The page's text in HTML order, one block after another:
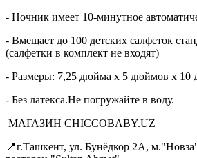
- Ночник имеет 10-минутное
- Вмещает до 100 детских салфеток
(салфетки в комплект не входят)
- Размеры: 7,25 дюйма x 5 дюймов x 10
- Без латекса.Не погружайте в воду.
МАГАЗИН CHICCOBABY.UZ
📍г.Ташкент, ул. Бунёдкор 2А,